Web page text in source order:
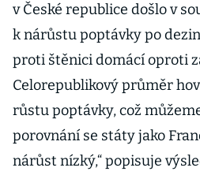
v České republice došlo v
k nárůstu poptávky po
proti štěnici domácí oproti
Celorepublikový průměr
růstu poptávky, což
porovnání se státy jako
nárůst nízký,“ popisuje